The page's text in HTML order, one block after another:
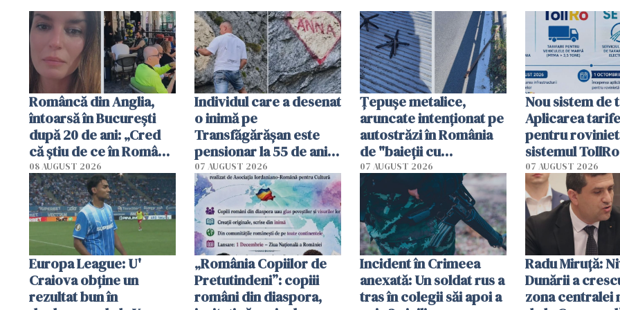
Româncă din Anglia,
întoarsă în București
după 20 de ani: „Cred
că știu de ce în România
se trăiește mai bine ca
în Anglia. E schimbat"
08 AUGUST 2026
Individul care a desenat
o inimă pe
Transfăgărășan este
pensionar la 55 de ani.
Poliția l-a identificat
07 AUGUST 2026
Țepușe metalice,
aruncate intenționat pe
autostrăzi în România
de "baieții cu
platforme": "Mi-au
cerut 1200 lei să mă
tracteze"
07 AUGUST 2026
Nou sistem de
Aplicarea
pentru
sistemul
începe la 1
07 AUGUST 2026
Europa League: U'
Craiova obține un
rezultat bun în
„România Copiilor de
Pretutindeni”: copiii
români din diaspora,
Incident în Crimeea
anexată: Un soldat rus a
tras în colegii săi apoi a
Radu Miruţă:
Dunării a
zona centralei